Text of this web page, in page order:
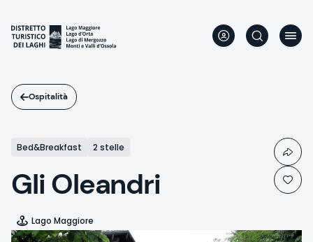
contenuto
principale
Ospitalità
Bed&Breakfast 2 stelle
Gli Oleandri
Lago Maggiore